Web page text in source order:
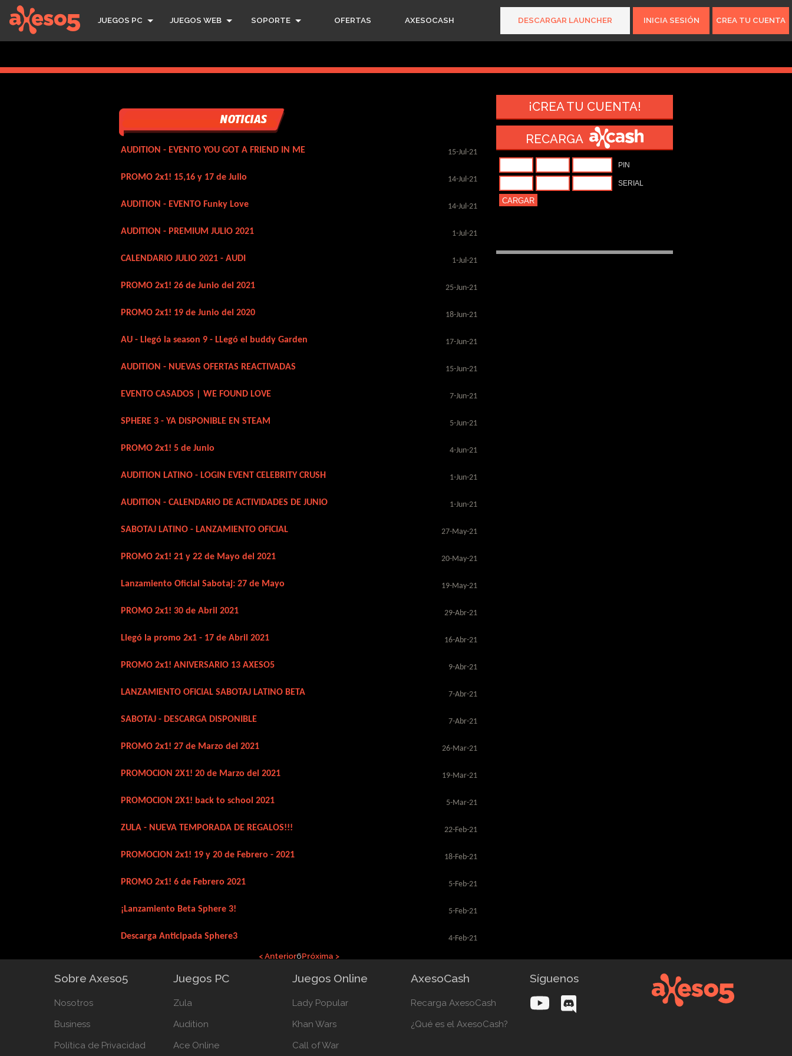
JUEGOS PC JUEGOS WEB SOPORTE OFERTAS AXESOCASH DESCARGAR LAUNCHER INICIA SESIÓN CREA TU CUENTA
axeso5
AUDITION - EVENTO YOU GOT A FRIEND IN ME 15-Jul-21
PROMO 2x1! 15,16 y 17 de Julio 14-Jul-21
AUDITION - EVENTO Funky Love 14-Jul-21
AUDITION - PREMIUM JULIO 2021 1-Jul-21
CALENDARIO JULIO 2021 - AUDI 1-Jul-21
PROMO 2x1! 26 de Junio del 2021 25-Jun-21
PROMO 2x1! 19 de Junio del 2020 18-Jun-21
AU - Llegó la season 9 - LLegó el buddy Garden 17-Jun-21
AUDITION - NUEVAS OFERTAS REACTIVADAS 15-Jun-21
EVENTO CASADOS | WE FOUND LOVE 7-Jun-21
SPHERE 3 - YA DISPONIBLE EN STEAM 5-Jun-21
PROMO 2x1! 5 de Junio 4-Jun-21
AUDITION LATINO - LOGIN EVENT CELEBRITY CRUSH 1-Jun-21
AUDITION - CALENDARIO DE ACTIVIDADES DE JUNIO 1-Jun-21
SABOTAJ LATINO - LANZAMIENTO OFICIAL 27-May-21
PROMO 2x1! 21 y 22 de Mayo del 2021 20-May-21
Lanzamiento Oficial Sabotaj: 27 de Mayo 19-May-21
PROMO 2x1! 30 de Abril 2021 29-Abr-21
Llegó la promo 2x1 - 17 de Abril 2021 16-Abr-21
PROMO 2x1! ANIVERSARIO 13 AXESO5 9-Abr-21
LANZAMIENTO OFICIAL SABOTAJ LATINO BETA 7-Abr-21
SABOTAJ - DESCARGA DISPONIBLE 7-Abr-21
PROMO 2x1! 27 de Marzo del 2021 26-Mar-21
PROMOCION 2X1! 20 de Marzo del 2021 19-Mar-21
PROMOCION 2X1! back to school 2021 5-Mar-21
ZULA - NUEVA TEMPORADA DE REGALOS!!! 22-Feb-21
PROMOCION 2x1! 19 y 20 de Febrero - 2021 18-Feb-21
PROMO 2x1! 6 de Febrero 2021 5-Feb-21
¡Lanzamiento Beta Sphere 3! 5-Feb-21
Descarga Anticipada Sphere3 4-Feb-21
< Anterior6Próxima >
¡CREA TU CUENTA!
RECARGA
Sobre Axeso5
Nosotros
Business
Política de Privacidad
Juegos PC
Zula
Audition
Ace Online
Juegos Online
Lady Popular
Khan Wars
Call of War
AxesoCash
Recarga AxesoCash
¿Qué es el AxesoCash?
Síguenos